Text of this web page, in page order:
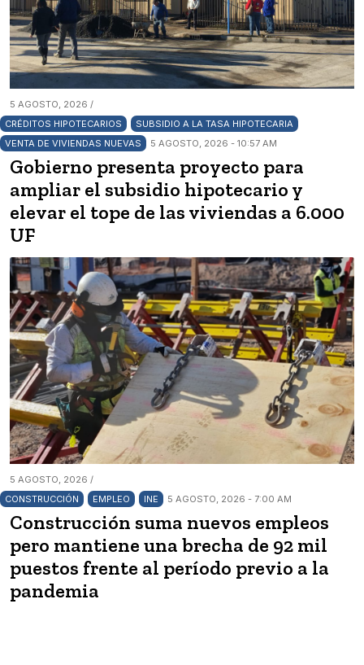
5 AGOSTO, 2026 /
CRÉDITOS HIPOTECARIOS
SUBSIDIO A LA TASA HIPOTECARIA
VENTA DE VIVIENDAS NUEVAS
5 AGOSTO, 2026 - 10:57 AM
Gobierno presenta proyecto para
ampliar el subsidio hipotecario y
elevar el tope de las viviendas a 6.000
UF
5 AGOSTO, 2026 /
CONSTRUCCIÓN
EMPLEO INE 5 AGOSTO, 2026 - 7:00 AM
Construcción suma nuevos empleos
pero mantiene una brecha de 92 mil
puestos frente al período previo a la
pandemia